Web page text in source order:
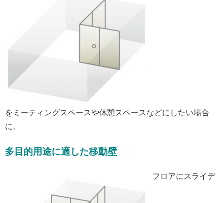
をミーティングスペースや休憩スペースなどにしたい場合
に。
多目的用途に適した移動壁
フロアにスライデ